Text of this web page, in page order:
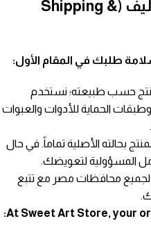
📦 سياسة الشحن والتغليف (Shipping &
طلبك في المقام الأول:
حسب طبيعته؛ نستخدم
وطبقات الحماية للأدوات والعبوات
بحالته الأصلية تماماً. في حال
المسؤولية لتعويضك.
محافظات مصر مع تتبع
At Sweet Art Store, your